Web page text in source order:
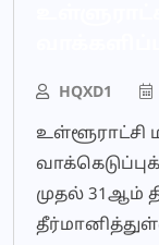
HQXD1
உள்ளூராட்சி
முதல் 31ஆம்